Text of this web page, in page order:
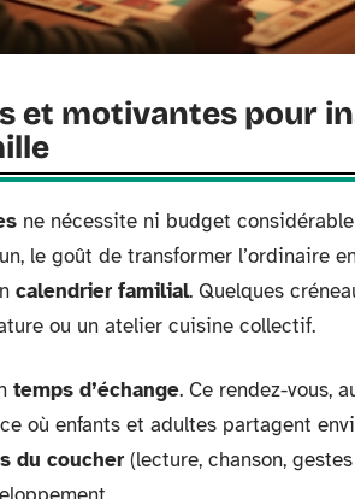
et motivantes pour
ne nécessite ni budget
le goût de transformer l’ordinaire
calendrier familial. Quelques
ou un atelier cuisine collectif.
temps d’échange. Ce rendez-vous,
où enfants et adultes partagent
du coucher (lecture, chanson,